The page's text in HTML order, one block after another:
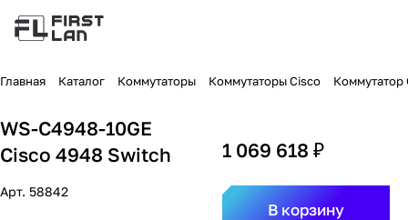
Главная Каталог Коммутаторы Коммутаторы Cisco Коммутатор
WS-C4948-10GE
Cisco 4948 Switch
Арт. 58842
1 069 618 ₽
В корзину